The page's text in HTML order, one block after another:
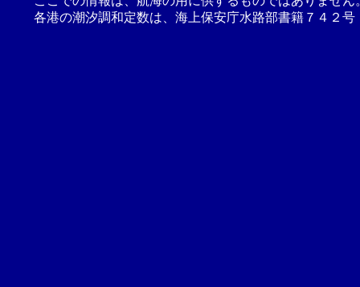
各港の潮汐調和定数は、海上保安庁水路部書籍７４２